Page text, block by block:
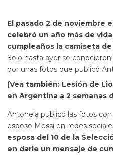
El pasado 2 de noviembre
celebró un año más de
cumpleaños la camiseta
Solo hasta ayer se
por unas fotos que publicó
(Vea también: Lesión de
en Argentina a 2 semanas
Antonela publicó las fotos
esposo Messi en redes
esposa del 10 de la
en darle un mensaje de